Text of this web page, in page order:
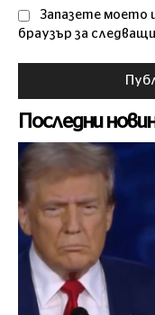
Запазете моето
браузър за
Последни